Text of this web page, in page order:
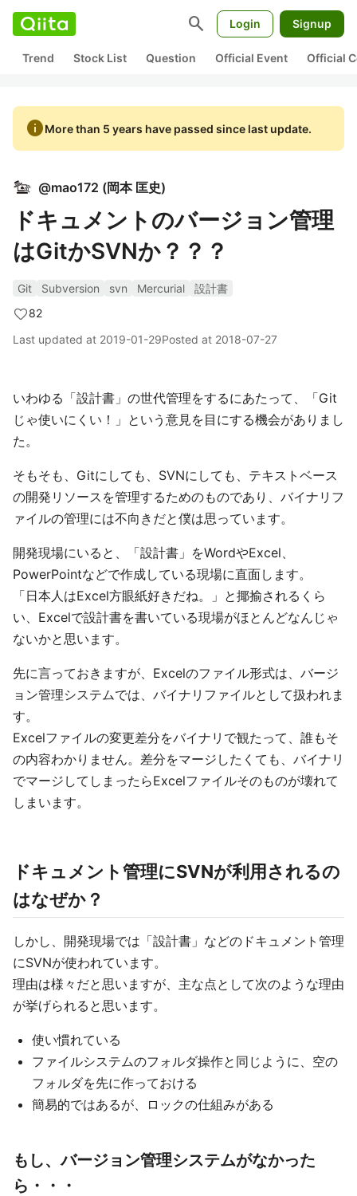
search Login Signup
Trend Stock List Question Official Event Official
infoMore than 5 years have passed since last update.
@mao172 (岡本 匡史)
ドキュメントのバージョン管理
はGitかSVNか？？？
Git Subversion svn Mercurial
設計書
82
Last updated at 2019-01-29Posted at 2018-07-27
いわゆる「設計書」の世代管理をするにあたって、「Git
じゃ使いにくい！」という意見を目にする機会がありまし
た。
そもそも、Gitにしても、SVNにしても、テキストベース
の開発リソースを管理するためのものであり、バイナリフ
ァイルの管理には不向きだと僕は思っています。
開発現場にいると、「設計書」をWordやExcel、
PowerPointなどで作成している現場に直面します。
「日本人はExcel方眼紙好きだね。」と揶揄されるくら
い、Excelで設計書を書いている現場がほとんどなんじゃ
ないかと思います。
先に言っておきますが、Excelのファイル形式は、バージ
ョン管理システムでは、バイナリファイルとして扱われま
す。
Excelファイルの変更差分をバイナリで観たって、誰もそ
の内容わかりません。差分をマージしたくても、バイナリ
でマージしてしまったらExcelファイルそのものが壊れて
しまいます。
ドキュメント管理にSVNが利用されるの
はなぜか？
しかし、開発現場では「設計書」などのドキュメント管理
にSVNが使われています。
理由は様々だと思いますが、主な点として次のような理由
が挙げられると思います。
使い慣れている
ファイルシステムのフォルダ操作と同じように、空の
フォルダを先に作っておける
簡易的ではあるが、ロックの仕組みがある
もし、バージョン管理システムがなかった
ら・・・